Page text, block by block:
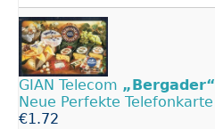
GIAN Telecom „Bergader“
Neue Perfekte Telefonkarte
€1.72